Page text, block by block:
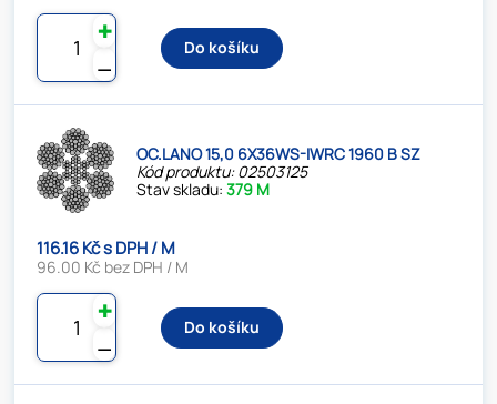
⚊
✚
Do košíku
OC.LANO 15,0 6X36WS-IWRC 1960 B SZ
Kód produktu: 02503125
Stav skladu:379 M
116.16 Kč s DPH / M
96.00 Kč bez DPH / M
⚊
✚
Do košíku